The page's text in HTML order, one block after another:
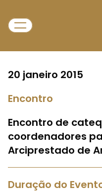
20 janeiro 2015
Encontro
Encontro de
coordenadores
Arciprestado de
Duração do